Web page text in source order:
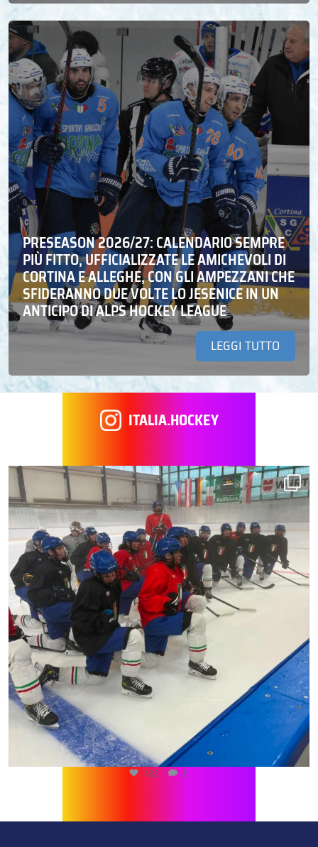
PRESEASON 2026/27: CALENDARIO SEMPRE
PIÙ FITTO, UFFICIALIZZATE LE AMICHEVOLI DI
CORTINA E ALLEGHE, CON GLI AMPEZZANI CHE
SFIDERANNO DUE VOLTE LO JESENICE IN UN
ANTICIPO DI ALPS HOCKEY LEAGUE
LEGGI TUTTO
ITALIA.HOCKEY
432 0